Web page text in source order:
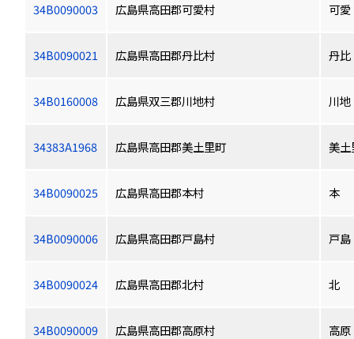
34B0090003 広島県高田郡可愛村 可愛
34B0090021 広島県高田郡丹比村 丹比
34B0160008 広島県双三郡川地村 川地
34383A1968 広島県高田郡美土里町 美土
34B0090025 広島県高田郡本村 本
34B0090006 広島県高田郡戸島村 戸島
34B0090024 広島県高田郡北村 北
34B0090009 広島県高田郡高原村 高原